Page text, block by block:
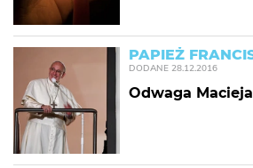
PAPIEŻ
DODANE 28.12.2016
Odwaga Macieja